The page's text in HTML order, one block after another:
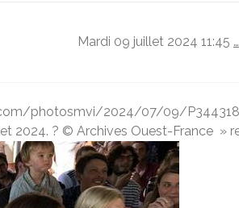
Mardi 09 juillet 2024 11:45 …
photosmvi/2024/07/09/
2024. ? © Archives Ouest-France »